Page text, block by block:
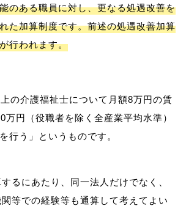
のある職員に対し、更なる処遇改善を
た加算制度です。前述の処遇改善加算
行われます。
上の介護福祉士について月額8万円の賃
万円（役職者を除く全産業平均水準）
るにあたり、同一法人だけでなく、
等での経験等も通算して考えてよい